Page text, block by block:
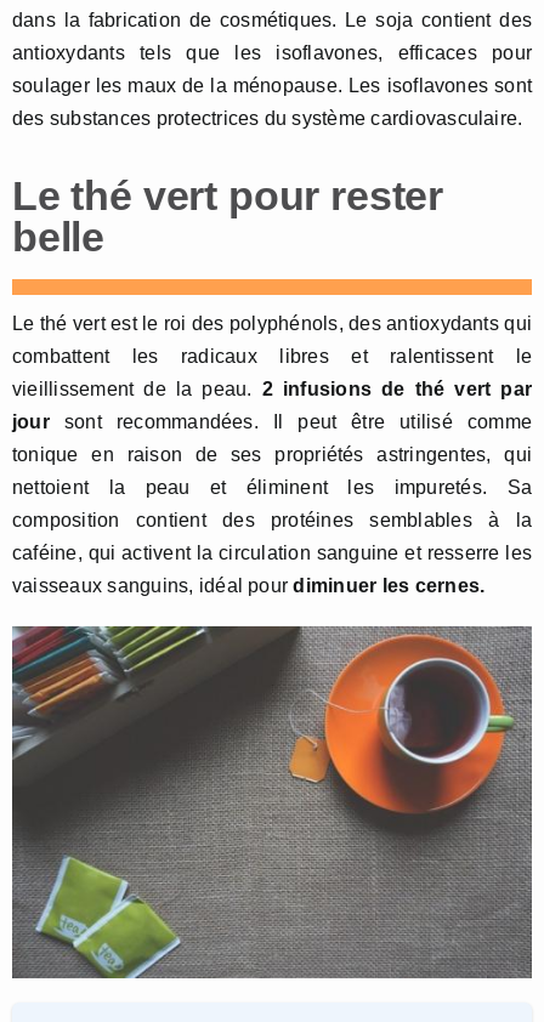
dans la fabrication de cosmétiques. Le soja contient des
antioxydants tels que les isoflavones, efficaces pour
soulager les maux de la ménopause. Les isoflavones sont
des substances protectrices du système cardiovasculaire.
Le thé vert pour rester
belle
Le thé vert est le roi des polyphénols, des antioxydants qui
combattent les radicaux libres et ralentissent le
vieillissement de la peau. 2 infusions de thé vert par
joursont recommandées. Il peut être utilisé comme
tonique en raison de ses propriétés astringentes, qui
nettoient la peau et éliminent les impuretés. Sa
composition contient des protéines semblables à la
caféine, qui activent la circulation sanguine et resserre les
vaisseaux sanguins, idéal pourdiminuer les cernes.